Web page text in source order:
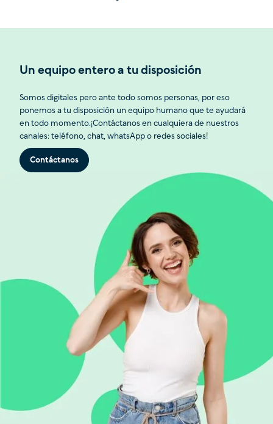
Un equipo entero a tu disposición
Somos digitales pero ante todo somos personas, por eso
ponemos a tu disposición un equipo humano que te ayudará
en todo momento.¡Contáctanos en cualquiera de nuestros
canales: teléfono, chat, whatsApp o redes sociales!
Contáctanos